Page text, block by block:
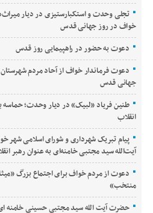
تجلی وحدت و استکبارستیزی در دیار
خواف در روز جهانی قدس
دعوت به حضور در راهپیمایی روز قدس
دعوت فرماندار خواف از آحاد مردم
جهانی قدس
طنین فریاد «لبیک» در دیار وحدت؛
انقلاب
پیام تبریک شهرداری و شورای اسلامی
آیت‌الله سید مجتبی خامنه‌ای به عنوان رهبر
دعوت از مردم خواف برای اجتماع بزرگ
منتخب»
حضرت آیت الله سید مجتبی حسینی خامنه ای